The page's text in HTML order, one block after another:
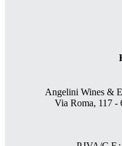
Angelini Wines &
Via Roma, 117 -